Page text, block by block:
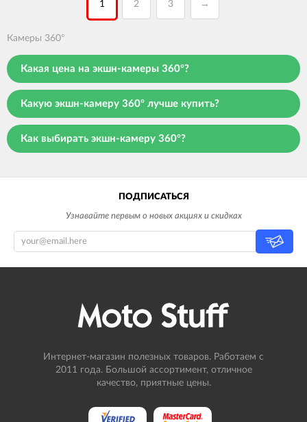
1 2 3 →
Камеры 360°
Какая цена на экшн-камеры 360°?
Какую экшн-камеру 360° лучше купить?
Как выбирать экшн-камеру 360°?
ПОДПИСАТЬСЯ
Узнавайте первым о новых акциях и скидках
Интернет-магазин полезных товаров. Работаем с
2011 года. Большой ассортимент, отличное
качество, приятные цены.